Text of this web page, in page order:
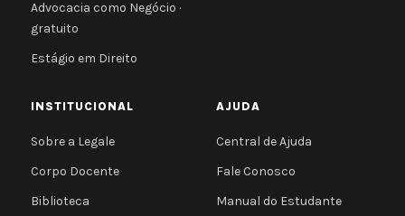
Advocacia como Negócio ·
gratuito
Estágio em Direito
INSTITUCIONAL
Sobre a Legale
Corpo Docente
Biblioteca
AJUDA
Central de Ajuda
Fale Conosco
Manual do Estudante